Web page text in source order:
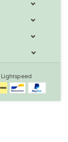
Lightspeed